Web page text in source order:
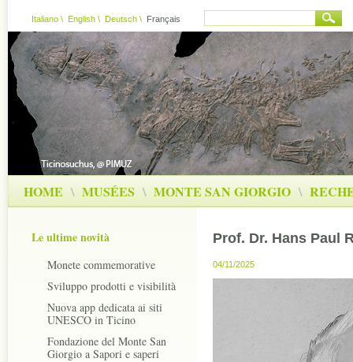
Italiano \ English \ Deutsch \ Français
HOME \ MUSÉES \ MONTE SAN GIORGIO \
Le ultime novità
Monete commemorative
Sviluppo prodotti e visibilità
Nuova app dedicata ai siti
UNESCO in Ticino
Fondazione del Monte San
Giorgio a Sapori e saperi
Prof. Dr. Hans Paul
04/11/2025